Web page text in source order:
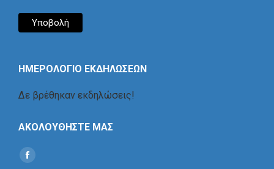
ΗΜΕΡΟΛΟΓΙΟ ΕΚΔΗΛΩΣΕΩΝ
Δε βρέθηκαν εκδηλώσεις!
ΑΚΟΛΟΥΘΗΣΤΕ ΜΑΣ
Find us on:
Social